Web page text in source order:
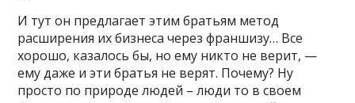
И тут он предлагает этим братьям метод
расширения их бизнеса через франшизу… Все
хорошо, казалось бы, но ему никто не верит, —
ему даже и эти братья не верят. Почему? Ну
просто по природе людей – люди то в своем